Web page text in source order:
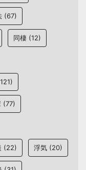
(67)
同棲 (12)
(77)
(22) 浮気 (20)